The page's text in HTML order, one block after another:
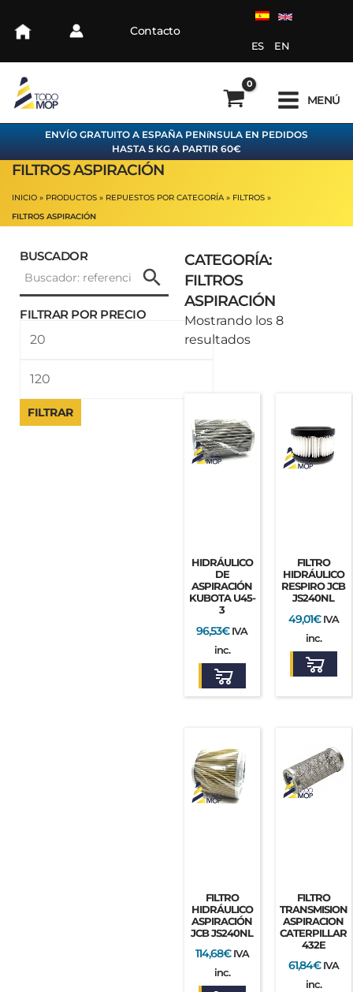
Contacto
ES EN
MENÚ
ENVÍO GRATUITO A ESPAÑA PENíNSULA EN PEDIDOS
HASTA 5 KG A PARTIR 60€
FILTROS ASPIRACIÓN
INICIO PRODUCTOS REPUESTOS POR CATEGORÍA
FILTROS
FILTROS ASPIRACIÓN
BUSCADOR
FILTRAR POR PRECIO
mínimo
máximo
FILTRAR
CATEGORÍA:
FILTROS
ASPIRACIÓN
Mostrando los 8
resultados
Ordenado
por
HIDRÁULICO
DE
ASPIRACIÓN
KUBOTA U45-
3
96,53€ IVA
inc.
FILTRO
HIDRÁULICO
RESPIRO JCB
JS240NL
49,01€ IVA
inc.
FILTRO
HIDRÁULICO
ASPIRACIÓN
JCB JS240NL
114,68€ IVA
inc.
FILTRO
TRANSMISION
ASPIRACION
CATERPILLAR
432E
61,84€ IVA
inc.